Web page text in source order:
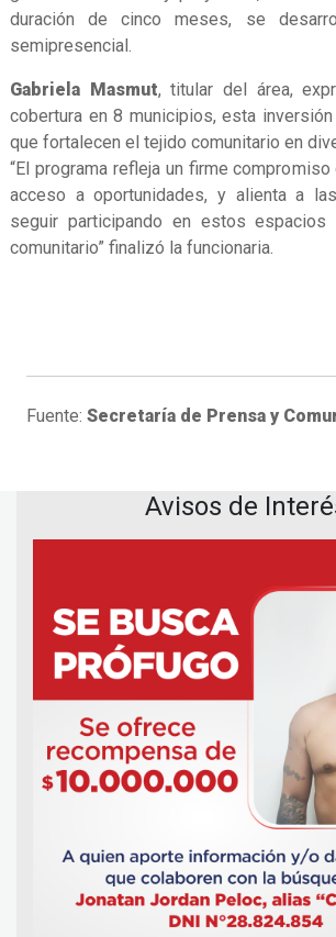
duración de cinco meses, se
semipresencial.
Gabriela Masmut, titular del área,
cobertura en 8 municipios, esta
que fortalecen el tejido comunitario en
“El programa refleja un firme
acceso a oportunidades, y alienta a
seguir participando en estos espacios
comunitario” finalizó la funcionaria.
Fuente: Secretaría de Prensa y
Avisos de